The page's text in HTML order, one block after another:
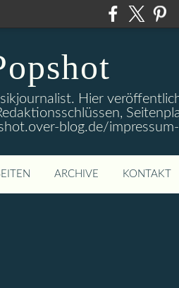
Hier
blog.de/impressum-
ARCHIVE KONTAKT